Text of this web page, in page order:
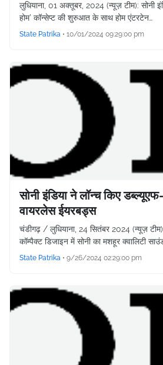
लुधियाना, 01 अक्तूबर, 2024 (न्यूज़ टीम): सोनी
होम' कॉन्सेप्ट की शुरुआत के साथ होम एंटरटेन…
State Patrika • 10/01/2024 09:29:00 pm
सोनी इंडिया ने लॉन्च किए
वायरलेस ईयरबड्स
चंडीगढ़ / लुधियाना, 24 सितंबर 2024 (न्यूज़
कॉम्पैक्ट डिजाइन में सोनी का मशहूर क्वालिटी
State Patrika • 9/26/2024 02:29:00 pm